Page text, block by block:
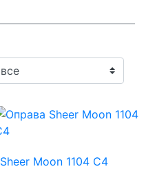
Sheer Moon 1104 C4